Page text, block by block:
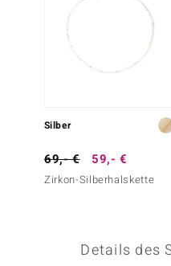
BY DE MELO
Silber
69,- € 59,- €
Zirkon-Silberhalskette
Details des